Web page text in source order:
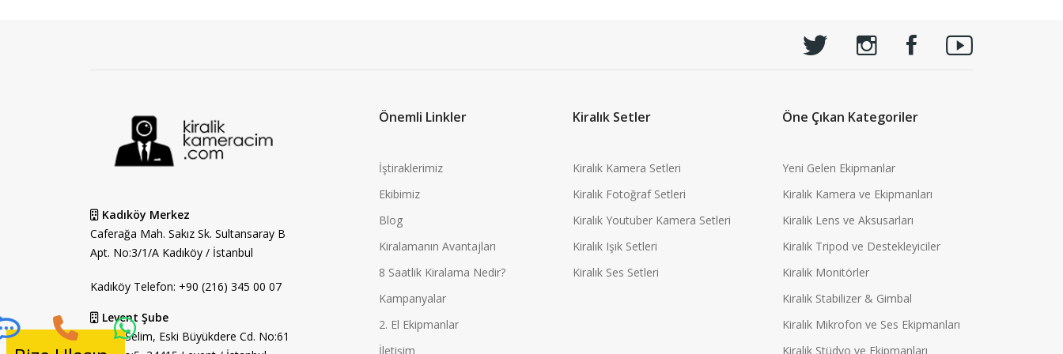
Kadıköy Merkez
Caferağa Mah. Sakız Sk. Sultansaray B
Apt. No:3/1/A Kadıköy / İstanbul
Kadıköy Telefon: +90 (216) 345 00 07
Levent Şube
Sultan Selim, Eski Büyükdere Cd. No:61
Önemli Linkler
İştiraklerimiz
Ekibimiz
Blog
Kiralamanın Avantajları
8 Saatlik Kiralama Nedir?
Kampanyalar
2. El Ekipmanlar
İletişim
Kiralık Setler
Kiralık Kamera Setleri
Kiralık Fotoğraf Setleri
Kiralık Youtuber Kamera Setleri
Kiralık Işık Setleri
Kiralık Ses Setleri
Öne Çıkan Kategoriler
Yeni Gelen Ekipmanlar
Kiralık Kamera ve Ekipmanları
Kiralık Lens ve Aksusarları
Kiralık Tripod ve Destekleyiciler
Kiralık Monitörler
Kiralık Stabilizer & Gimbal
Kiralık Mikrofon ve Ses Ekipmanları
Kiralık Stüdyo ve Ekipmanları